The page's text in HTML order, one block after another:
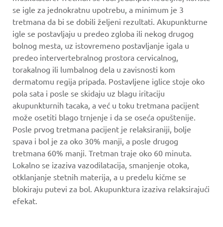
se igle za jednokratnu upotrebu, a minimum je 3
tretmana da bi se dobili željeni rezultati. Akupunkturne
igle se postavljaju u predeo zgloba ili nekog drugog
bolnog mesta, uz istovremeno postavljanje igala u
predeo intervertebralnog prostora cervicalnog,
torakalnog ili lumbalnog dela u zavisnosti kom
dermatomu regija pripada. Postavljene iglice stoje oko
pola sata i posle se skidaju uz blagu iritaciju
akupunkturnih tacaka, a već u toku tretmana pacijent
može osetiti blago trnjenje i da se oseća opuštenije.
Posle prvog tretmana pacijent je relaksiraniji, bolje
spava i bol je za oko 30% manji, a posle drugog
tretmana 60% manji. Tretman traje oko 60 minuta.
Lokalno se izaziva vazodilatacija, smanjenje otoka,
otklanjanje stetnih materija, a u predelu kičme se
blokiraju putevi za bol. Akupunktura izaziva relaksirajući
efekat.